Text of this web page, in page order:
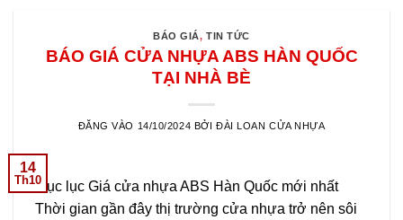
BÁO GIÁ,TIN TỨC
BÁO GIÁ CỬA NHỰA ABS HÀN QUỐC
TẠI NHÀ BÈ
ĐĂNG VÀO 14/10/2024 BỞI ĐÀI LOAN CỬA NHỰA
14
Th10Mục lục Giá cửa nhựa ABS Hàn Quốc mới nhất
Thời gian gần đây thị trường cửa nhựa trở nên sôi